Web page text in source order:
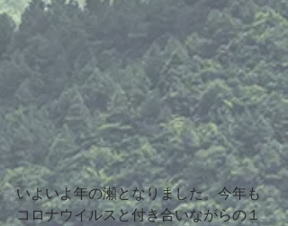
いよいよ年の瀬となりました。今年も
コロナウイルスと付き合いながらの１